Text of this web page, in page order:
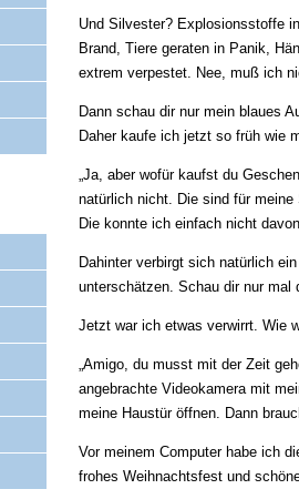
Und Silvester? Explosionsstoffe
Brand, Tiere geraten in Panik,
extrem verpestet. Nee, muß ich
Dann schau dir nur mein blaues
Daher kaufe ich jetzt so früh wie
„Ja, aber wofür kaufst du
natürlich nicht. Die sind für
Die konnte ich einfach nicht
Dahinter verbirgt sich natürlich
unterschätzen. Schau dir nur mal
Jetzt war ich etwas verwirrt. Wie
„Amigo, du musst mit der Zeit
angebrachte Videokamera mit
meine Haustür öffnen. Dann
Vor meinem Computer habe ich
frohes Weihnachtsfest und